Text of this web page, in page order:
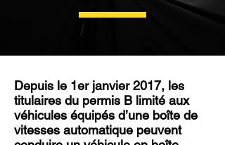
Depuis le 1er janvier 2017, les
titulaires du permis B limité aux
véhicules équipés d’une boîte de
vitesses automatique peuvent